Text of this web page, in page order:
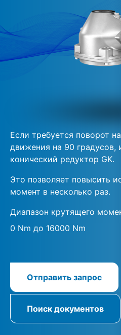
Контакт
Если требуется поворот
движения на 90 градусов,
конический редуктор GK.
Это позволяет повысить
момент в несколько раз.
Диапазон крутящего
0 Nm до 16000 Nm
Отправить запрос
Поиск документов